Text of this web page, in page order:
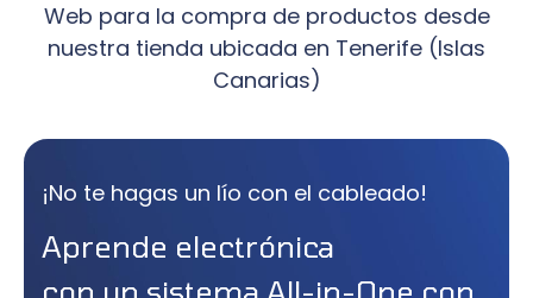
Web para la compra de productos desde
nuestra tienda ubicada en Tenerife (Islas
Canarias)
¡No te hagas un lío con el cableado!
Aprende electrónica
con un sistema All-in-One con